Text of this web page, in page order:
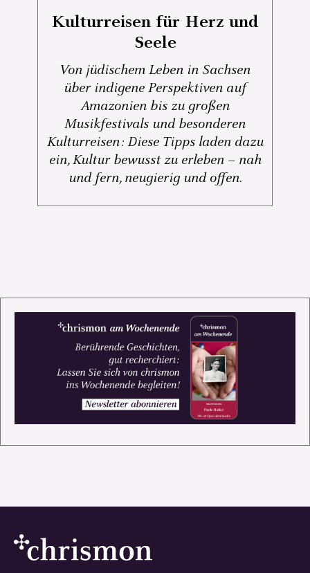
Kulturreisen für Herz und
Seele
Von jüdischem Leben in Sachsen
über indigene Perspektiven auf
Amazonien bis zu großen
Musikfestivals und besonderen
Kulturreisen: Diese Tipps laden dazu
ein, Kultur bewusst zu erleben – nah
und fern, neugierig und offen.